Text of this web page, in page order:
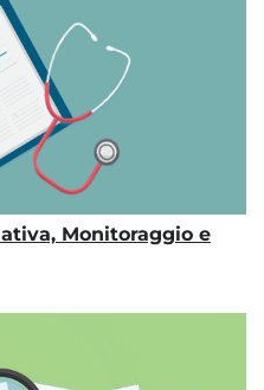
Monitoraggio e